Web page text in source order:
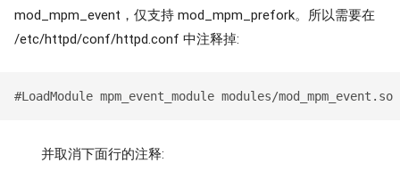
mod_mpm_event，仅支持 mod_mpm_prefork。所以需要在
/etc/httpd/conf/httpd.conf 中注释掉:
并取消下面行的注释: